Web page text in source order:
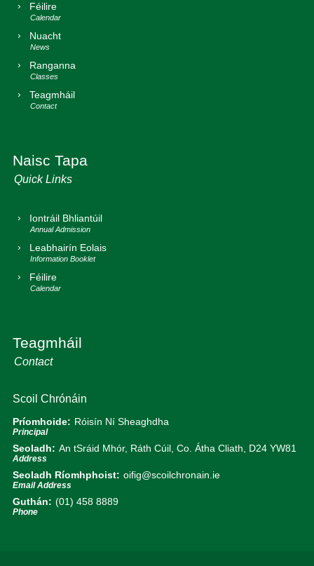
Féilire
Nuacht
Ranganna
Teagmháil
Naisc Tapa
Iontráil Bhliantúil
Leabhairín Eolais
Féilire
Teagmháil
Scoil Chrónáin
Príomhoide: Róisín Ní Sheaghdha
Seoladh: An tSráid Mhór, Ráth Cúil, Co. Átha Cliath, D24 YW81
Seoladh Ríomhphoist: oifig@scoilchronain.ie
Guthán: (01) 458 8889